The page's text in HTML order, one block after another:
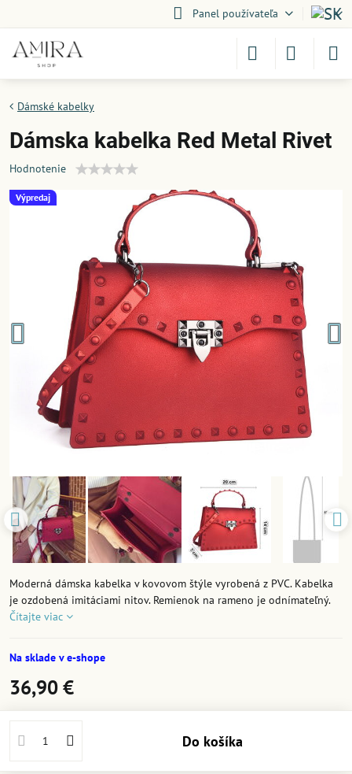
Panel používateľa
Výpredaj
Dámské kabelky
Dámska kabelka Red Metal Rivet
Hodnotenie
Moderná dámska kabelka v kovovom štýle vyrobená z PVC. Kabelka
je ozdobená imitáciami nitov. Remienok na rameno je odnímateľný.
Čítajte viac
Na sklade v e-shope
36,90 €
Do košíka